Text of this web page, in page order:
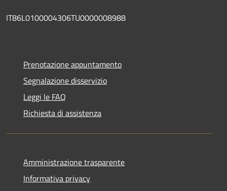
IT86L0100004306TU0000008988
Prenotazione appuntamento
Segnalazione disservizio
Leggi le FAQ
Richiesta di assistenza
Amministrazione trasparente
Informativa privacy